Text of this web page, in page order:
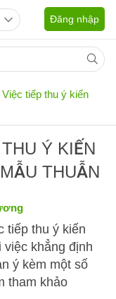
Đăng nhập
Việc tiếp thu ý kiến
Ý KIẾN
THUẪN
tiếp thu ý kiến
khẳng định
ý kèm một số
tham khảo